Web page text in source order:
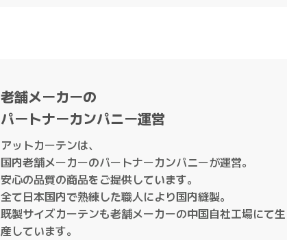
老舗メーカーの
パートナーカンパニー運営
アットカーテンは、
国内老舗メーカーのパートナーカンパニーが運営。
安心の品質の商品をご提供しています。
全て日本国内で熟練した職人により国内縫製。
既製サイズカーテンも老舗メーカーの中国自社工場にて生
産しています。